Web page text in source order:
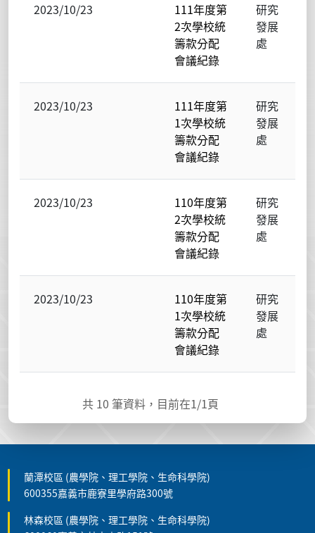
2023/10/23
111年度第
2次學校統
籌款分配
會議紀錄
研究
發展
處
2023/10/23
111年度第
1次學校統
籌款分配
會議紀錄
研究
發展
處
2023/10/23
110年度第
2次學校統
籌款分配
會議紀錄
研究
發展
處
2023/10/23
110年度第
1次學校統
籌款分配
會議紀錄
研究
發展
處
共 10 筆資料，目前在1/1頁
蘭潭校區 (農學院、理工學院、生命科學院)
600355嘉義市鹿寮里學府路300號
林森校區 (農學院、理工學院、生命科學院)